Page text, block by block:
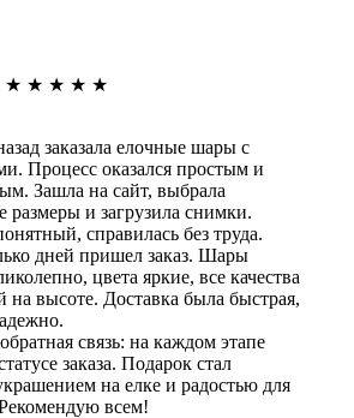
★ ★ ★ ★ ★
заказала елочные шары с
Процесс оказался простым и
Зашла на сайт, выбрала
размеры и загрузила снимки.
справилась без труда.
дней пришел заказ. Шары
цвета яркие, все качества
на высоте. Доставка была быстрая,
связь: на каждом этапе
заказа. Подарок стал
на елке и радостью для
всем!